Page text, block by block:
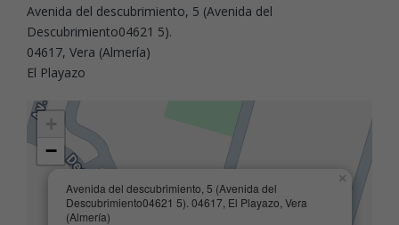
Avenida del descubrimiento, 5 (Avenida del
Descubrimiento04621 5).
04617, Vera (Almería)
El Playazo
Avenida del descubrimiento, 5 (Avenida del
Descubrimiento04621 5). 04617, El Playazo, Vera
(Almería)
×
−